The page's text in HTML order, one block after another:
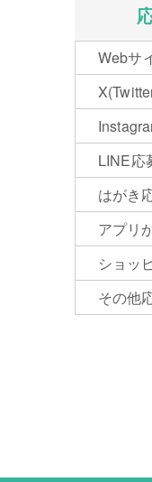
Webサ
LINE応
はがき
アプリ
ショッ
その他